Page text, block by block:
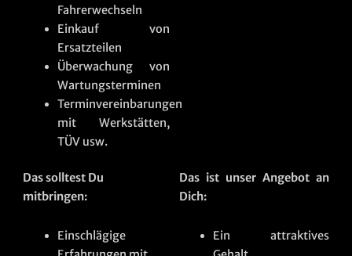
Fahrerwechseln
Einkauf von
Ersatzteilen
Überwachung von
Wartungsterminen
Terminvereinbarungen
mit Werkstätten,
TÜV usw.
Das solltest Du
mitbringen:
Einschlägige
Das ist unser Angebot an
Dich:
Ein attraktives